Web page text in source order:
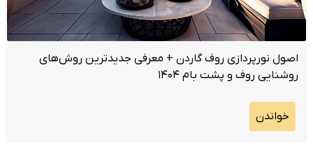
اصول نورپردازی روف گاردن + معرفی جدیدترین روش‌های
روشنایی روف و پشت بام ۱۴۰۴
خواندن